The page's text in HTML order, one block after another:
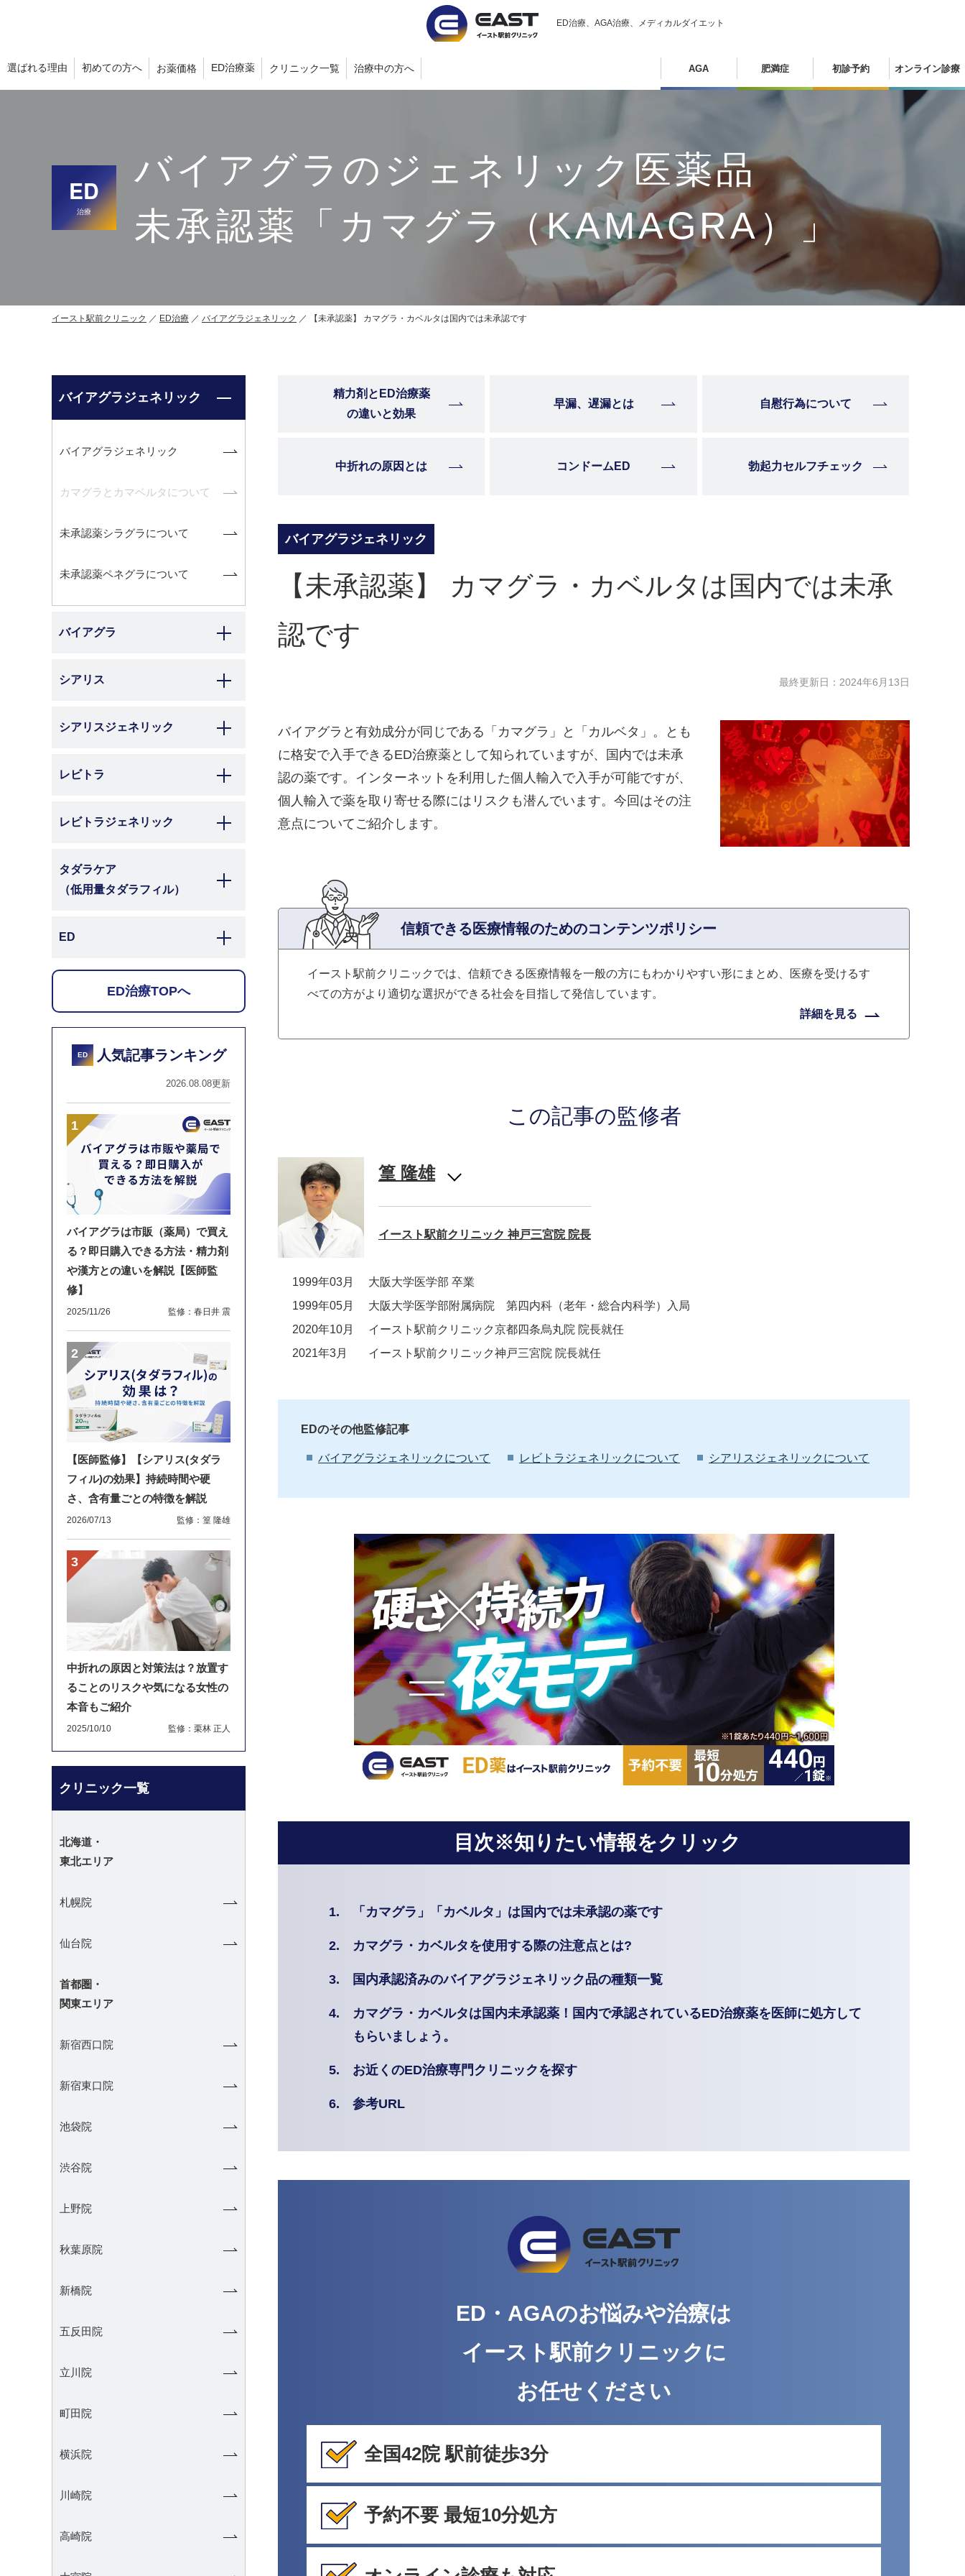
ED治療、AGA治療、 メディカルダイエット
選ばれる理由 初めての方へ お薬価格 ED治療薬 クリニック一覧 治療中の方へ AGA 肥満症 初診予約 オンライン診療
ED
治療
バイアグラのジェネリック医薬品
未承認薬「カマグラ（KAMAGRA）」
イースト駅前クリニック ED治療 バイアグラジェネリック 【未承認薬】 カマグラ・カベルタは国内では未承認です
バイアグラジェネリック
バイアグラジェネリック
カマグラとカマベルタについて
未承認薬シラグラについて
未承認薬ペネグラについて
バイアグラ
シアリス
シアリスジェネリック
レビトラ
レビトラジェネリック
タダラケア
（低用量タダラフィル）
ED
ED治療TOPへ
ED 人気記事ランキング
2026.08.08更新
バイアグラは市販（薬局）で買え
る？即日購入できる方法・精力剤
や漢方との違いを解説【医師監
修】
2025/11/26 監修：春日井 震
【医師監修】【シアリス(タダラ
フィル)の効果】持続時間や硬
さ、含有量ごとの特徴を解説
2026/07/13 監修：篁 隆雄
中折れの原因と対策法は？放置す
ることのリスクや気になる女性の
本音もご紹介
2025/10/10 監修：栗林 正人
クリニック一覧
北海道・
東北エリア
札幌院
仙台院
首都圏・
関東エリア
新宿西口院
新宿東口院
池袋院
渋谷院
上野院
秋葉原院
新橋院
五反田院
立川院
町田院
横浜院
川崎院
高崎院
精力剤とED治療薬
の違いと効果
早漏、遅漏とは 自慰行為について
中折れの原因とは コンドームED 勃起力セルフチェック
バイアグラジェネリック
【未承認薬】 カマグラ・カベルタは国内では未承
認です
最終更新日： 2024年6月13日
バイアグラと有効成分が同じである「カマグラ」と「カルベタ」。とも
に格安で入手できるED治療薬として知られていますが、国内では未承
認の薬です。インターネットを利用した個人輸入で入手が可能ですが、
個人輸入で薬を取り寄せる際にはリスクも潜んでいます。今回はその注
意点についてご紹介します。
信頼できる医療情報のためのコンテンツポリシー
イースト駅前クリニックでは、信頼できる医療情報を一般の方にもわかりやすい形にまとめ、医療を受けるす
べての方がより適切な選択ができる社会を目指して発信しています。
詳細を見る
この記事の監修者
篁 隆雄
イースト駅前クリニック 神戸三宮院 院長
1999年03月
大阪大学医学部 卒業
1999年05月
大阪大学医学部附属病院 第四内科（老年・総合内科学）入局
2020年10月
イースト駅前クリニック京都四条烏丸院 院長就任
2021年3月
イースト駅前クリニック神戸三宮院 院長就任
EDのその他監修記事
バイアグラジェネリックについて レビトラジェネリックについて シアリスジェネリックについて
目次※知りたい情報をクリック
1. 「カマグラ」「カベルタ」は国内では未承認の薬です
2. カマグラ・カベルタを使用する際の注意点とは?
3. 国内承認済みのバイアグラジェネリック品の種類一覧
4.
カマグラ・カベルタは国内未承認薬！国内で承認されているED治療薬を医師に処方して
もらいましょう。
5. お近くのED治療専門クリニックを探す
6. 参考URL
ED・AGAのお悩みや治療は
イースト駅前クリニックに
お任せください
全国42院 駅前徒歩3分
予約不要 最短10分処方